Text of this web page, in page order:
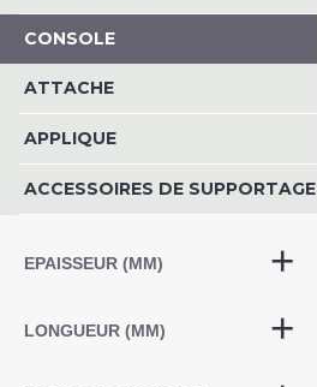
CONSOLE
ATTACHE
APPLIQUE
ACCESSOIRES DE SUPPORTAGE
EPAISSEUR (MM)
LONGUEUR (MM)